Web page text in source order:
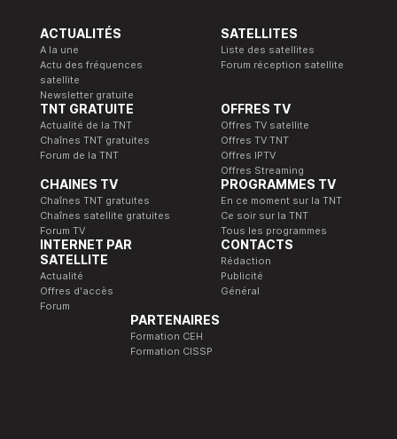
ACTUALITÉS
A la une
Actu des fréquences
satellite
Newsletter gratuite
SATELLITES
Liste des satellites
Forum réception satellite
TNT GRATUITE
Actualité de la TNT
Chaînes TNT gratuites
Forum de la TNT
OFFRES TV
Offres TV satellite
Offres TV TNT
Offres IPTV
Offres Streaming
CHAINES TV
Chaînes TNT gratuites
Chaînes satellite gratuites
Forum TV
PROGRAMMES TV
En ce moment sur la TNT
Ce soir sur la TNT
Tous les programmes
INTERNET PAR
SATELLITE
Actualité
Offres d'accès
Forum
CONTACTS
Rédaction
Publicité
Général
PARTENAIRES
Formation CEH
Formation CISSP